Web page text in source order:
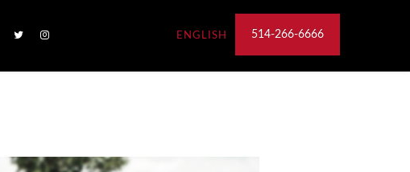
ENGLISH 514-266-6666